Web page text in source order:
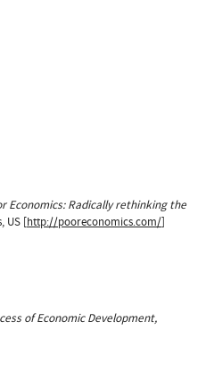
Economics: Radically rethinking the
US [http://pooreconomics.com/]
of Economic Development,